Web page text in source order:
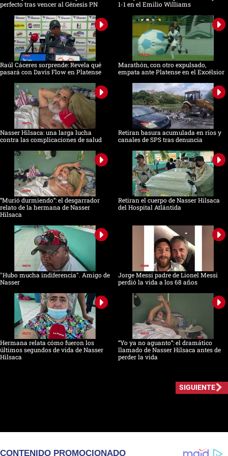
perfecto tras vencer al Génesis PN
1-1 en el Emilio Williams
Raúl Cáceres sorprende: Revela qué
pasará con Davis Flow en Platense
Marathón, con otro expulsado,
empata ante Platense en el Excélsior
Nasser Hilsaca: una larga lucha
contra las complicaciones de salud
Retiran basura acumulada en ríos y
canales de SPS tras denuncia
“Murió durmiendo”: el desgarrador
relato de la hermana de Nasser
Hilsaca
Retiran el cuerpo de Nasser Hilsaca
del Hospital Atlántida
"Hubo mucha indiferencia". Amigo de
Nasser
Jorge Messi padre de Lionel Messi
perdió la vida a los 68 años
Hermana relata cómo fueron los
últimos segundos de vida de Nasser
Hilsaca
“Yo ya no aguanto”: el dramático
llamado de Nasser Hilsaca antes de
perder la vida
SIGUIENTE
CONTENIDO PROMOCIONADO